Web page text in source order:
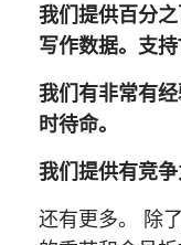
我们提供百分
写作数据。支
我们有非常有
时待命。
我们提供有竞争
还有更多。 除